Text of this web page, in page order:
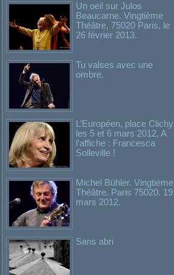
Un oeil sur Julos
Beaucarne. Vingtième
Théâtre, 75020 Paris, le
26 février 2013.
Tu valses avec une
ombre.
L’Européen, place Clichy
les 5 et 6 mars 2012. A
l’affiche : Francesca
Solleville !
Michel Bühler. Vingtième
Théâtre. Paris 75020. 19
mars 2012.
Sans abri